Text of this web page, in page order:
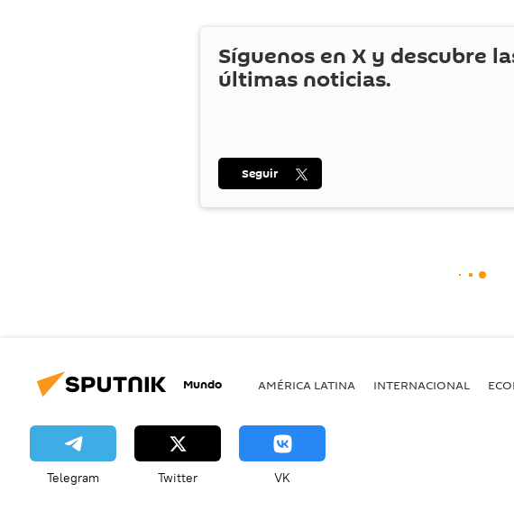
Síguenos en X y descubre
últimas noticias.
Seguir
Mundo AMÉRICA LATINA INTERNACIONAL
Telegram Twitter VK